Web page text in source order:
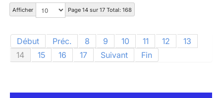
Afficher Page 14 sur 17 Total: 168
Début Préc. 8 9 10 11 12
13
14
15 16 17 Suivant Fin